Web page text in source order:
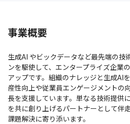
事業概要
生成AI やビックデータなど最先端の技
ンを駆使して、エンタープライズ企業
アップです。組織のナレッジと生成AI
産性向上や従業員エンゲージメントの
長を支援しています。単なる技術提供
を共に創り上げるパートナーとして伴
課題解決に寄り添います。